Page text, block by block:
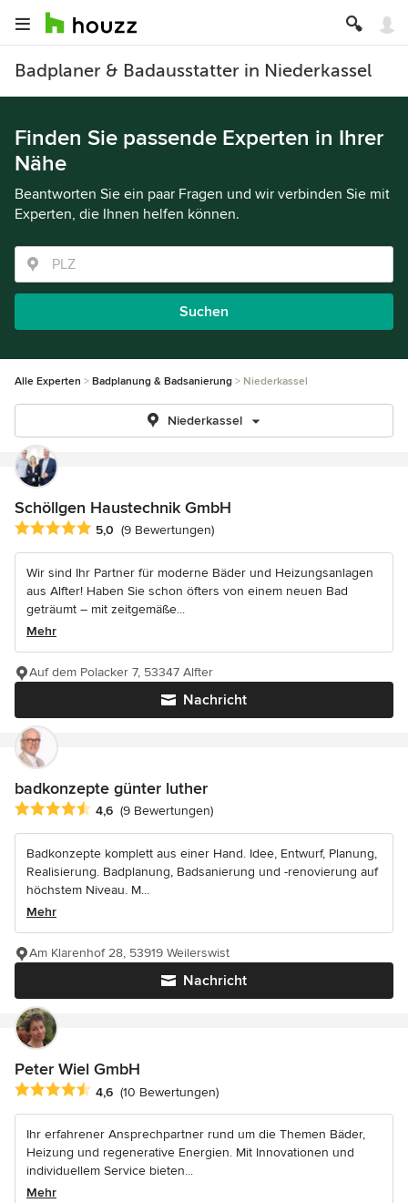
Badplaner & Badausstatter in Niederkassel
Finden Sie passende Experten in Ihrer
Nähe
Beantworten Sie ein paar Fragen und wir verbinden Sie mit
Experten, die Ihnen helfen können.
Suchen
Alle Experten Badplanung & Badsanierung Niederkassel
Niederkassel
Schöllgen Haustechnik GmbH
Durchschnittliche Bewertung: 5 von 5 Sternen
5,0 (9 Bewertungen)
Wir sind Ihr Partner für moderne Bäder und Heizungsanlagen
aus Alfter! Haben Sie schon öfters von einem neuen Bad
geträumt – mit zeitgemäße...
Mehr
Nachricht
Auf dem Polacker 7, 53347 Alfter
badkonzepte günter luther
Durchschnittliche Bewertung: 4.6 von 5 Sternen
4,6 (9 Bewertungen)
Badkonzepte komplett aus einer Hand. Idee, Entwurf, Planung,
Realisierung. Badplanung, Badsanierung und -renovierung auf
höchstem Niveau. M...
Mehr
Nachricht
Am Klarenhof 28, 53919 Weilerswist
Peter Wiel GmbH
Durchschnittliche Bewertung: 4.6 von 5 Sternen
4,6 (10 Bewertungen)
Ihr erfahrener Ansprechpartner rund um die Themen Bäder,
Heizung und regenerative Energien. Mit Innovationen und
individuellem Service bieten...
Mehr